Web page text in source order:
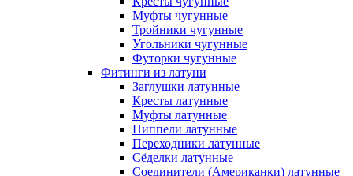
Муфты чугунные
Тройники чугунные
Угольники чугунные
Футорки чугунные
Фитинги из латуни
Заглушки латунные
Кресты латунные
Муфты латунные
Ниппели латунные
Переходники латунные
Сёделки латунные
Соединители (Американки) латунные